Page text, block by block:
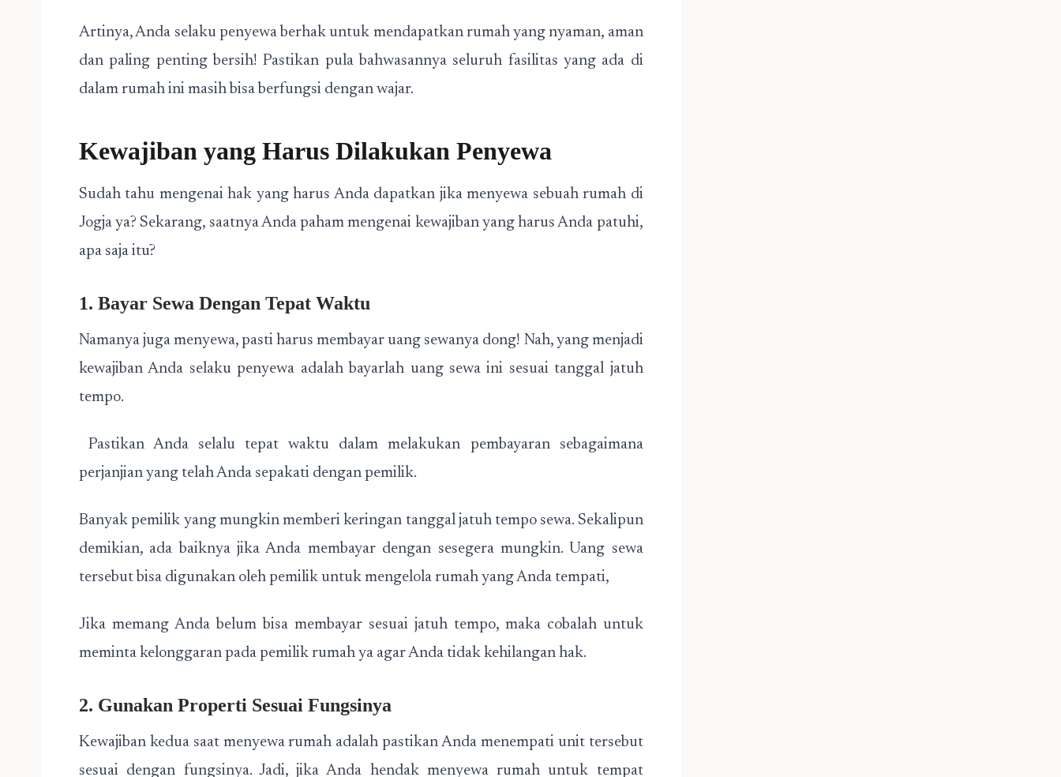
Artinya, Anda selaku penyewa berhak untuk mendapatkan rumah yang nyaman, aman
dan paling penting bersih! Pastikan pula bahwasannya seluruh fasilitas yang ada di
dalam rumah ini masih bisa berfungsi dengan wajar.
Kewajiban yang Harus Dilakukan Penyewa
Sudah tahu mengenai hak yang harus Anda dapatkan jika menyewa sebuah rumah di
Jogja ya? Sekarang, saatnya Anda paham mengenai kewajiban yang harus Anda patuhi,
apa saja itu?
1. Bayar Sewa Dengan Tepat Waktu
Namanya juga menyewa, pasti harus membayar uang sewanya dong! Nah, yang menjadi
kewajiban Anda selaku penyewa adalah bayarlah uang sewa ini sesuai tanggal jatuh
tempo.
Pastikan Anda selalu tepat waktu dalam melakukan pembayaran sebagaimana
perjanjian yang telah Anda sepakati dengan pemilik.
Banyak pemilik yang mungkin memberi keringan tanggal jatuh tempo sewa. Sekalipun
demikian, ada baiknya jika Anda membayar dengan sesegera mungkin. Uang sewa
tersebut bisa digunakan oleh pemilik untuk mengelola rumah yang Anda tempati,
Jika memang Anda belum bisa membayar sesuai jatuh tempo, maka cobalah untuk
meminta kelonggaran pada pemilik rumah ya agar Anda tidak kehilangan hak.
2. Gunakan Properti Sesuai Fungsinya
Kewajiban kedua saat menyewa rumah adalah pastikan Anda menempati unit tersebut
sesuai dengan fungsinya. Jadi, jika Anda hendak menyewa rumah untuk tempat